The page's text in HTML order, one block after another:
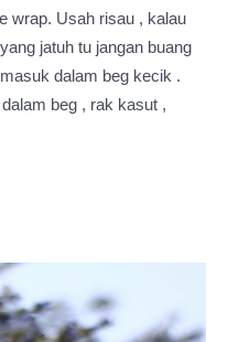
wrap. Usah risau , kalau
jatuh tu jangan buang
dalam beg kecik .
beg , rak kasut ,